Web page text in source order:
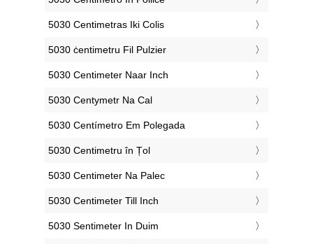
‎5030 Centimetras Iki Colis
‎5030 ċentimetru Fil Pulzier
‎5030 Centimeter Naar Inch
‎5030 Centymetr Na Cal
‎5030 Centímetro Em Polegada
‎5030 Centimetru în Țol
‎5030 Centimeter Na Palec
‎5030 Centimeter Till Inch
‎5030 Sentimeter In Duim